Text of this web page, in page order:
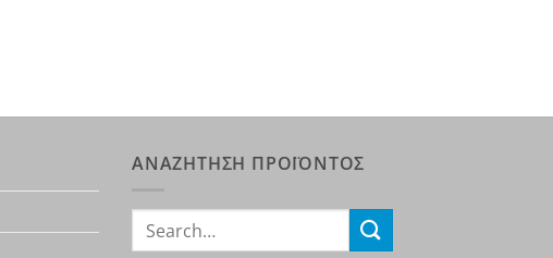
ΑΝΑΖΗΤΗΣΗ ΠΡΟΪΟΝΤΟΣ
Search
for: